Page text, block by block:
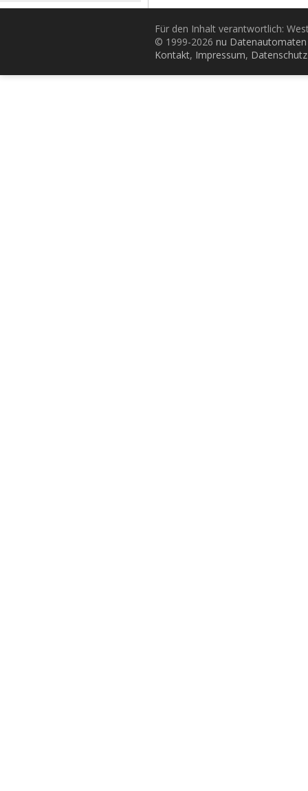
Für den Inhalt verantwortlich:
© 1999-2026 nu
Kontakt, Impressum, Datenschutz